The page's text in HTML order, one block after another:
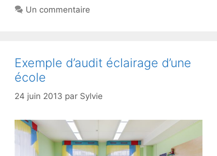
Un commentaire
Exemple d’audit éclairage d’une
école
24 juin 2013 par Sylvie